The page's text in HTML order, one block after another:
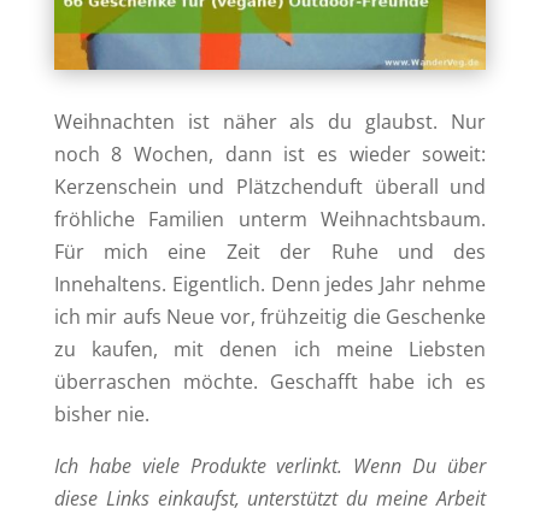
Weihnachten ist näher als du glaubst. Nur
noch 8 Wochen, dann ist es wieder soweit:
Kerzenschein und Plätzchenduft überall und
fröhliche Familien unterm Weihnachtsbaum.
Für mich eine Zeit der Ruhe und des
Innehaltens. Eigentlich. Denn jedes Jahr nehme
ich mir aufs Neue vor, frühzeitig die Geschenke
zu kaufen, mit denen ich meine Liebsten
überraschen möchte. Geschafft habe ich es
bisher nie.
Ich habe viele Produkte verlinkt. Wenn Du über
diese Links einkaufst, unterstützt du meine Arbeit